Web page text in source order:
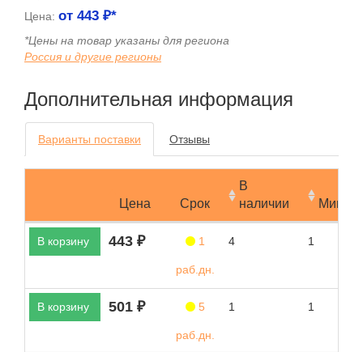
Цена: от 443 ₽*
*Цены на товар указаны для региона
Россия и другие регионы
Дополнительная информация
Варианты поставки Отзывы
Цена Срок
В
наличии
В корзину 443 ₽ 1
раб.дн.
4 1
В корзину 501 ₽ 5
раб.дн.
1 1